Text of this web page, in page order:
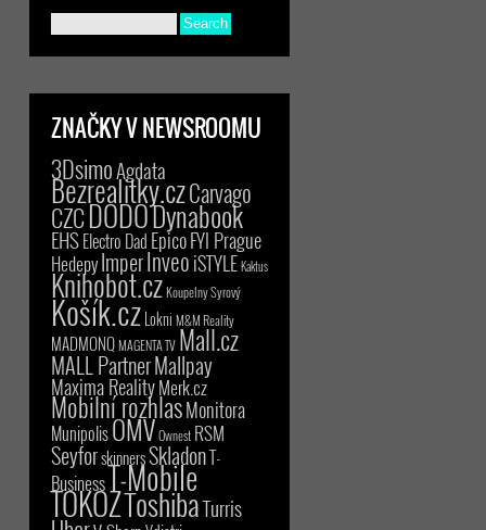
ZNAČKY V NEWSROOMU
3DsimoAgdata
Bezrealitky.czCarvago
CZCDODODynabook
EHSElectro Dad EpicoFYI Prague
HedepyImperInveoiSTYLE Kaktus
Knihobot.czKoupelny Syrový
Košík.czLokni M&M Reality
MADMONQMAGENTA TV Mall.cz
MALL PartnerMallpay
Maxima RealityMerk.cz
Mobilní rozhlasMonitora
MunipolisOMVOwnest RSM
SeyforskinnersSkladonT-
BusinessT-Mobile
TOKOZToshibaTurris